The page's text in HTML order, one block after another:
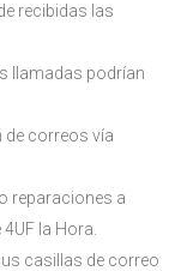
recibidas las
llamadas podrían
correos vía
reparaciones a
la Hora.
casillas de correo